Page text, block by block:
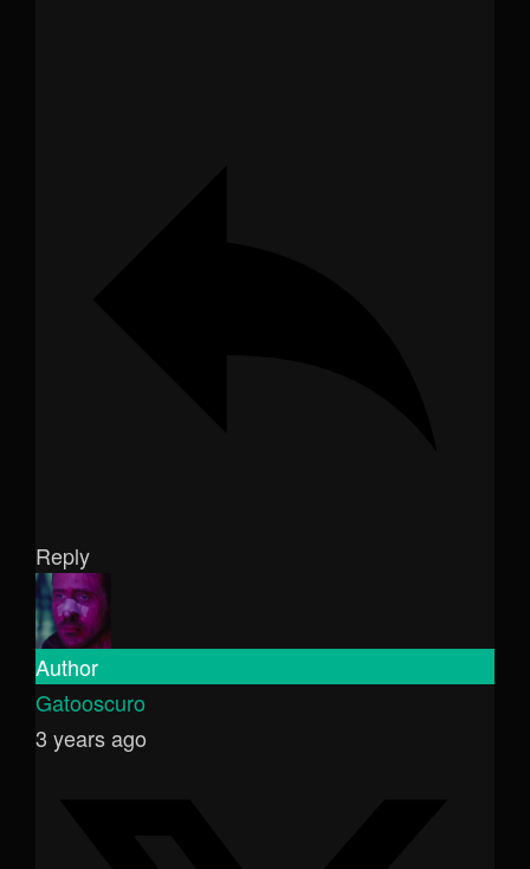
Reply
Author
Gatooscuro
3 years ago